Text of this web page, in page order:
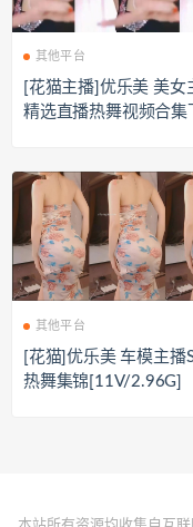
其他平台
[花猫主播]优乐美 美女
精选直播热舞视频合集
其他平台
[花猫]优乐美 车模主播
热舞集锦[11V/2.96G]